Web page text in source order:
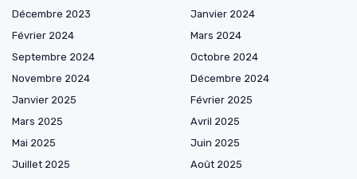
Décembre 2023
Janvier 2024
Février 2024
Mars 2024
Septembre 2024
Octobre 2024
Novembre 2024
Décembre 2024
Janvier 2025
Février 2025
Mars 2025
Avril 2025
Mai 2025
Juin 2025
Juillet 2025
Août 2025